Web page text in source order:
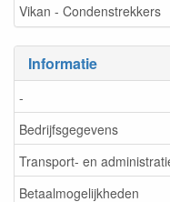
Vikan - Condenstrekkers
Informatie
-
Bedrijfsgegevens
Transport- en
Betaalmogelijkheden